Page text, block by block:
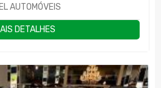
AUTOMÓVEIS
DETALHES